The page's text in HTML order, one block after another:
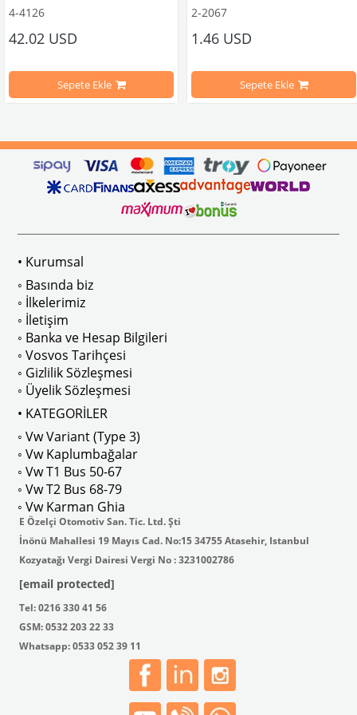
sürüş esnasında doğrudan gelen güneş ışığını keserek görüş
isteyenler için tercih edilir.
Ghia Modelleri İle Uyumludur
: AC711500 / 80500
VWC Parça No: 4-4126
4-4126
42.02 USD
Sepete Ekle
1960-1967 Yılları Arasındaki T1
1968-1979 Yılları Arasındaki T2
2-2067
1.46 USD
Sepete Ekle
• Kurumsal
◦ Basında biz
◦ İlkelerimiz
◦ İletişim
◦ Banka ve Hesap Bilgileri
◦ Vosvos Tarihçesi
◦ Gizlilik Sözleşmesi
◦ Üyelik Sözleşmesi
• KATEGORİLER
◦ Vw Variant (Type 3)
◦ Vw Kaplumbağalar
◦ Vw T1 Bus 50-67
◦ Vw T2 Bus 68-79
◦ Vw Karman Ghia
E Özelçi Otomotiv San. Tic. Ltd. Şti
İnönü Mahallesi 19 Mayıs Cad. No:15 34755 Atasehir, Istanbul
Kozyatağı Vergi Dairesi Vergi No : 3231002786
[email protected]
Tel: 0216 330 41 56
GSM: 0532 203 22 33
Whatsapp: 0533 052 39 11